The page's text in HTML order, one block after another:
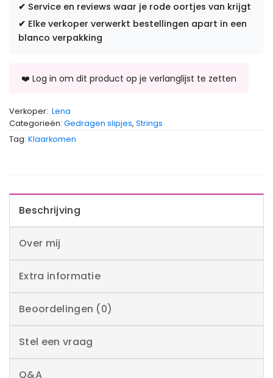
✔ Service en reviews waar je rode oortjes van krijgt
✔ Elke verkoper verwerkt bestellingen apart in een
blanco verpakking
Verkoper: Lena
Categorieën: Gedragen slipjes, Strings
Tag: Klaarkomen
Beschrijving
Over mij
Extra informatie
Beoordelingen (0)
Stel een vraag
Q&A